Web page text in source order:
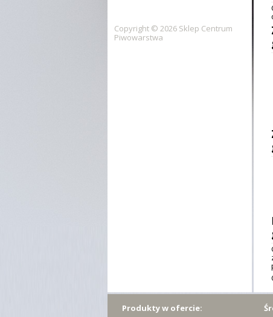
Copyright © 2026 Sklep Centrum
Piwowarstwa
Produkty w ofercie: